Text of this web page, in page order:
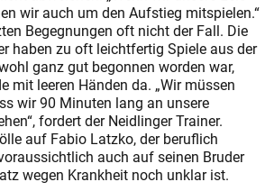
wir auch um den Aufstieg mitspielen.“
Begegnungen oft nicht der Fall. Die
haben zu oft leichtfertig Spiele aus der
ganz gut begonnen worden war,
mit leeren Händen da. „Wir müssen
wir 90 Minuten lang an unsere
fordert der Neidlinger Trainer.
auf Fabio Latzko, der beruflich
auch auf seinen Bruder
wegen Krankheit noch unklar ist.